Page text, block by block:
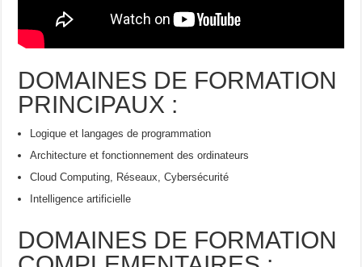
DOMAINES DE FORMATION
PRINCIPAUX :
Logique et langages de programmation
Architecture et fonctionnement des ordinateurs
Cloud Computing, Réseaux, Cybersécurité
Intelligence artificielle
DOMAINES DE FORMATION